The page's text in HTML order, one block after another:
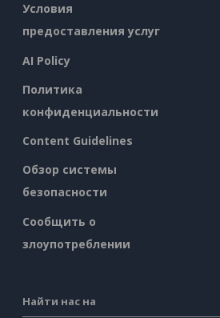
Условия
предоставления услуг
AI Policy
Политика
конфиденциальности
Content Guidelines
Обзор системы
безопасности
Сообщить о
злоупотреблении
Найти нас на